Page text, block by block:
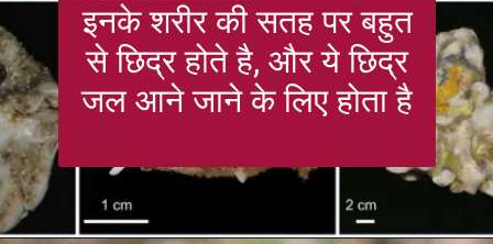
इनके शरीर की सतह पर बहुत
से छिद्र होते है, और ये छिद्र
जल आने जाने के लिए होता है